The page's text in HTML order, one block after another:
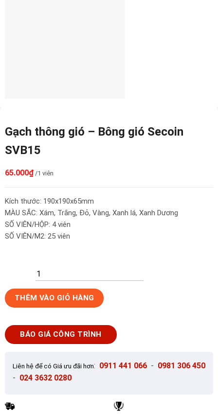
Gạch thông gió – Bông gió Secoin
SVB15
65.000₫ /1 viên
Kích thước: 190x190x65mm
MÀU SẮC: Xám, Trắng, Đỏ, Vàng, Xanh lá, Xanh Dương
SỐ VIÊN/HỘP: 4 viên
SỐ VIÊN/M2: 25 viên
Gạch
thông
-
Bông
THÊM VÀO GIỎ HÀNG
BÁO GIÁ CÔNG TRÌNH
Liên hệ để có Giá ưu đãi hơn: 0911 441 066 - 0981 306 450
- 024 3632 0280